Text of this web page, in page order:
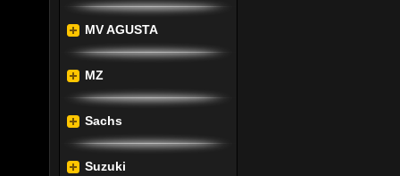
MV AGUSTA
MZ
Sachs
Suzuki